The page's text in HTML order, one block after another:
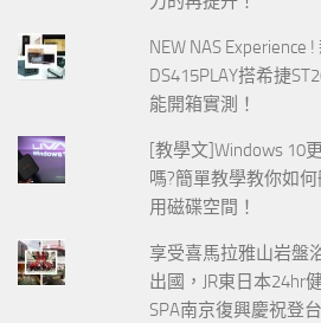
NEW NAS
DS415PLAY搭希捷
能開箱實測！
[教學文]Windows 10
嗎?簡單教學教你如
用磁碟空間！
享受喜馬拉雅山岩盤
出國，JR東日本24hr
SPA南京復興慶祝登